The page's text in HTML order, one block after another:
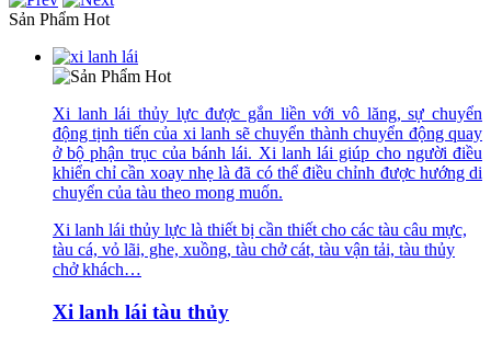
Sản Phẩm Hot
Xi lanh lái thủy lực được gắn liền với vô lăng, sự chuyển
động tịnh tiến của xi lanh sẽ chuyển thành chuyển động quay
ở bộ phận trục của bánh lái. Xi lanh lái giúp cho người điều
khiển chỉ cần xoay nhẹ là đã có thể điều chỉnh được hướng di
chuyển của tàu theo mong muốn.
Xi lanh lái thủy lực là thiết bị cần thiết cho các tàu câu mực,
tàu cá, vỏ lãi, ghe, xuồng, tàu chở cát, tàu vận tải, tàu thủy
chở khách…
Xi lanh lái tàu thủy